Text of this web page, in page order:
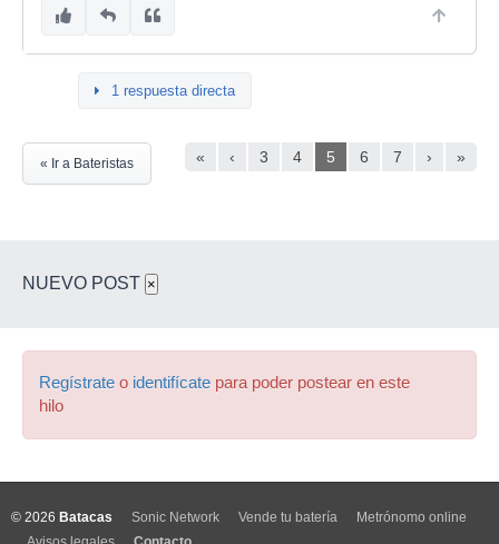
1 respuesta directa
« ‹ 3 4 5 6 7 › »
« Ir a Bateristas
NUEVO POST ×
Regístrate o identifícate para poder postear en este
hilo
© 2026 Batacas Sonic Network Vende tu batería
Metrónomo online